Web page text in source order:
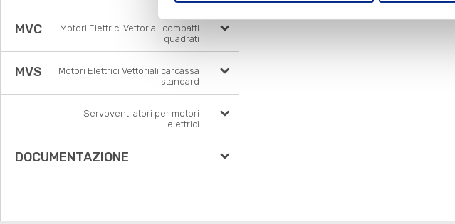
MVC
Motori Elettrici Vettoriali compatti
quadrati
MVS
Motori Elettrici Vettoriali carcassa
standard
Servoventilatori per motori
elettrici
DOCUMENTAZIONE